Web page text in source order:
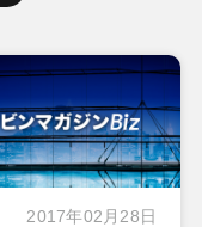
2017年02月28日